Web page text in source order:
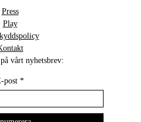
Press
Play
vårt nyhetsbrev:
post *